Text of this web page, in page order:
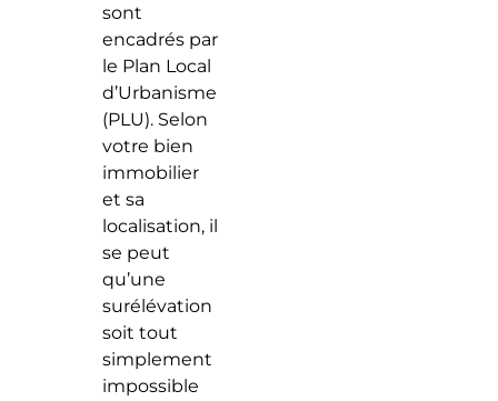
sont
encadrés par
le Plan Local
d’Urbanisme
(PLU). Selon
votre bien
immobilier
et sa
localisation, il
se peut
qu’une
surélévation
soit tout
simplement
impossible